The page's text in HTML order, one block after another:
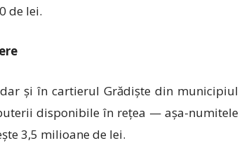
de lei.
și în cartierul Grădiște din municipiul
disponibile în rețea — așa-numitele
3,5 milioane de lei.